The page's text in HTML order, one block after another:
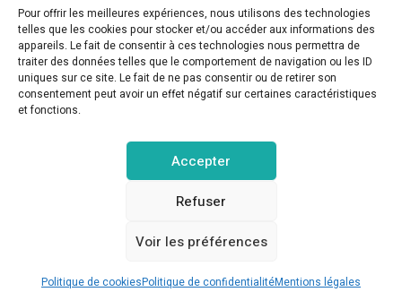
Pour offrir les meilleures expériences, nous utilisons des technologies
telles que les cookies pour stocker et/ou accéder aux informations des
appareils. Le fait de consentir à ces technologies nous permettra de
traiter des données telles que le comportement de navigation ou les ID
uniques sur ce site. Le fait de ne pas consentir ou de retirer son
consentement peut avoir un effet négatif sur certaines caractéristiques
et fonctions.
Accepter
Refuser
Voir les préférences
Politique de cookiesPolitique de confidentialitéMentions légales
Réserver sur Booking.com
–Rapport qualité/prix
gite-piscine.fr © Copyright 2025. Tous droits réservés.
POLITIQUE DE CONFIDENTIALITÉ
POLITIQUE DE COOKIES (UE) CONTACT